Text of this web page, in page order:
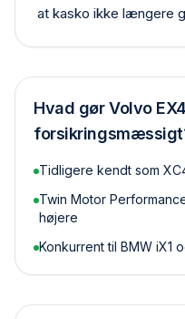
at kasko ikke længere
Hvad gørVolvo
Tidligere kendt som
Twin Motor
højere
Konkurrent til BMW iX1